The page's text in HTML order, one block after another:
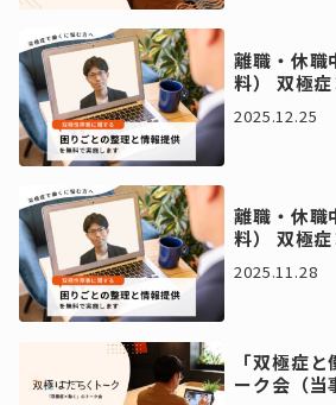
離職・休職
料） 双極
2025.12.25
離職・休職
料） 双極
2025.11.28
「双極症
ーク会（